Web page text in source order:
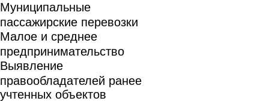
Муниципальные
пассажирские перевозки
Малое и среднее
предпринимательство
Выявление
правообладателей ранее
учтенных объектов